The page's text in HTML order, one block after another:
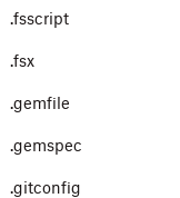
.fsscript
.fsx
.gemfile
.gemspec
.gitconfig